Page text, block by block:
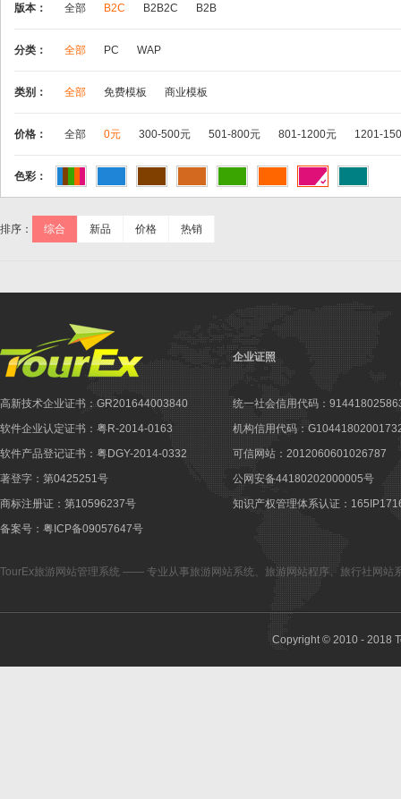
版本： 全部 B2C B2B2C B2B
分类： 全部 PC WAP
类别： 全部 免费模板 商业模板
价格： 全部 0元 300-500元 501-800元 801-1200元 1201-
色彩：
排序： 综合 新品 价格 热销
高新技术企业证书：GR201644003840
软件企业认定证书：粤R-2014-0163
软件产品登记证书：粤DGY-2014-0332
著登字：第0425251号
商标注册证：第10596237号
备案号：粤ICP备09057647号
企业证照
统一社会信用代码：
机构信用代码：
可信网站：2012060601026787
公网安备44180202000005号
知识产权管理体系认证：
TourEx旅游网站管理系统 —— 专业从事旅游网站系统 旅游网站程序、 旅行社网站
Copyright © 2010 - 2018